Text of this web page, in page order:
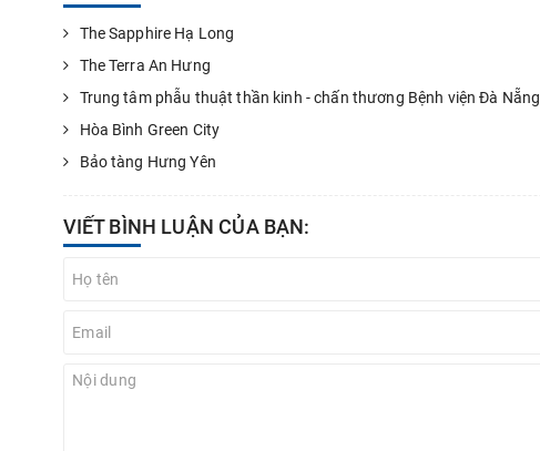
The Sapphire Hạ Long
The Terra An Hưng
Trung tâm phẫu thuật thần kinh - chấn thương Bệnh viện Đà Nẵng
Hòa Bình Green City
Bảo tàng Hưng Yên
VIẾT BÌNH LUẬN CỦA BẠN: